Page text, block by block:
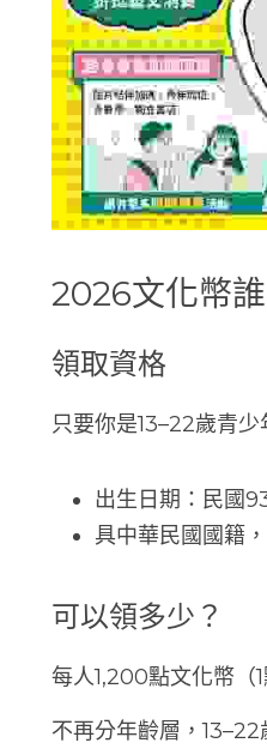
2026文化幣
領取資格
只要你是13–22歲青
出生日期：民國
具中華民國國籍
可以領多少？
每人1,200點文化幣（1
不再分年齡層，